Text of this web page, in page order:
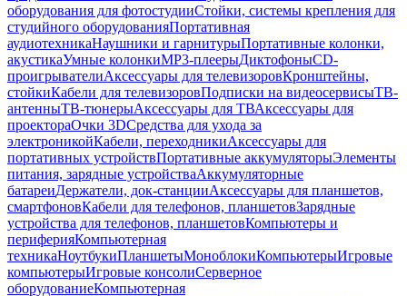
оборудования для фотостудииСтойки, системы крепления для
студийного оборудованияПортативная
аудиотехникаНаушники и гарнитурыПортативные колонки,
акустикаУмные колонкиMP3-плеерыДиктофоныCD-
проигрывателиАксессуары для телевизоровКронштейны,
стойкиКабели для телевизоровПодписки на видеосервисыТВ-
антенныТВ-тюнерыАксессуары для ТВАксессуары для
проектораОчки 3DСредства для ухода за
электроникойКабели, переходникиАксессуары для
портативных устройствПортативные аккумуляторыЭлементы
питания, зарядные устройстваАккумуляторные
батареиДержатели, док-станцииАксессуары для планшетов,
смартфоновКабели для телефонов, планшетовЗарядные
устройства для телефонов, планшетовКомпьютеры и
периферияКомпьютерная
техникаНоутбукиПланшетыМоноблокиКомпьютерыИгровые
компьютерыИгровые консолиСерверное
оборудованиеКомпьютерная